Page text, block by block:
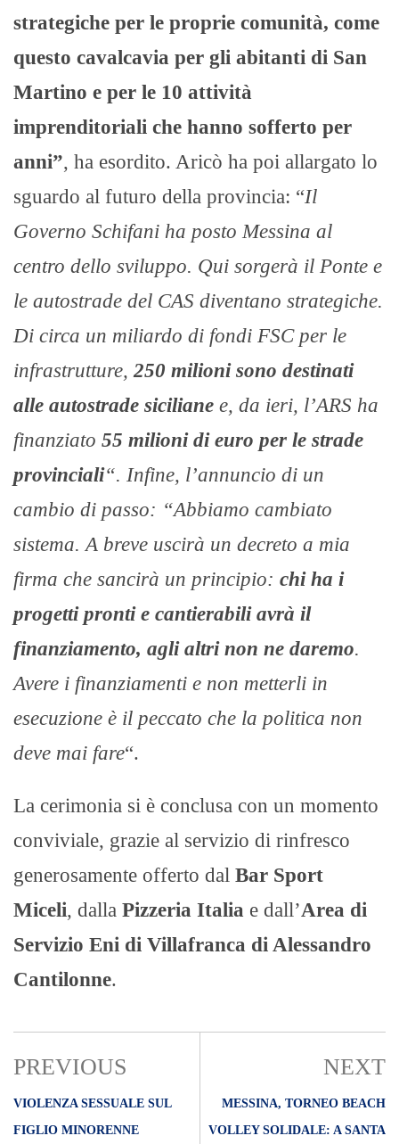
strategiche per le proprie comunità, come
questo cavalcavia per gli abitanti di San
Martino e per le 10 attività
imprenditoriali che hanno sofferto per
anni”, ha esordito. Aricò ha poi allargato lo
sguardo al futuro della provincia: “Il
Governo Schifani ha posto Messina al
centro dello sviluppo. Qui sorgerà il Ponte e
le autostrade del CAS diventano strategiche.
Di circa un miliardo di fondi FSC per le
infrastrutture, 250 milioni sono destinati
alle autostrade siciliane e, da ieri, l’ARS ha
finanziato 55 milioni di euro per le strade
provinciali“. Infine, l’annuncio di un
cambio di passo: “Abbiamo cambiato
sistema. A breve uscirà un decreto a mia
firma che sancirà un principio: chi ha i
progetti pronti e cantierabili avrà il
finanziamento, agli altri non ne daremo.
Avere i finanziamenti e non metterli in
esecuzione è il peccato che la politica non
deve mai fare“.
La cerimonia si è conclusa con un momento
conviviale, grazie al servizio di rinfresco
generosamente offerto dal Bar Sport
Miceli, dalla Pizzeria Italia e dall’Area di
Servizio Eni di Villafranca di Alessandro
Cantilonne.
PREVIOUS
VIOLENZA SESSUALE SUL
FIGLIO MINORENNE
NEXT
MESSINA, TORNEO BEACH
VOLLEY SOLIDALE: A SANTA